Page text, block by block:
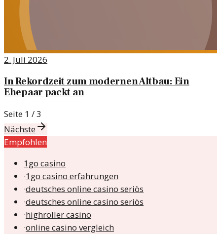
2. Juli 2026
In Rekordzeit zum modernen Altbau: Ein
Ehepaar packt an
Seite 1 /3
Nächste
Empfohlen
1go casino
·1go casino erfahrungen
·deutsches online casino seriös
·deutsches online casino seriös
·highroller casino
·online casino vergleich